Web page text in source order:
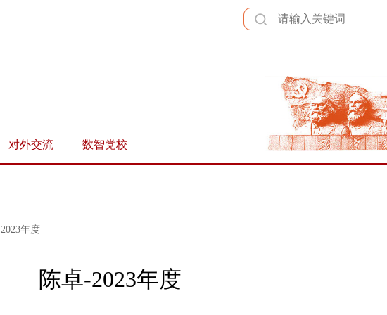
全站群
对外交流 数智党校
2023年度
陈卓-2023年度